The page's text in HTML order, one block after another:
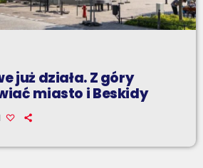
już działa. Z góry
miasto i Beskidy